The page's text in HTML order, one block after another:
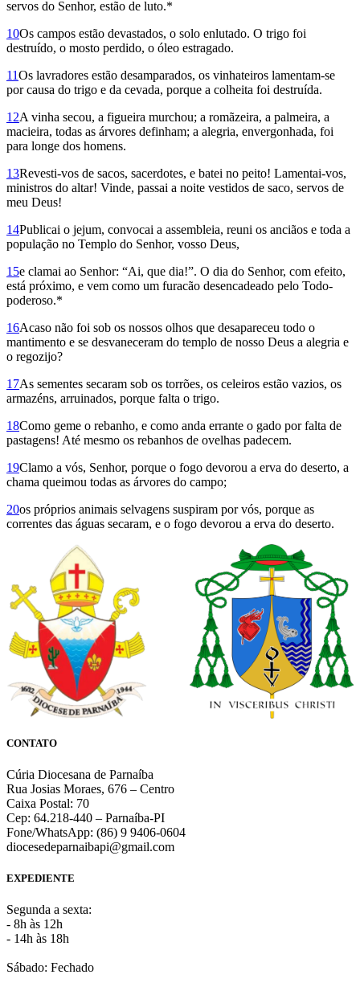
servos do Senhor, estão de luto.*
10Os campos estão devastados, o solo enlutado. O trigo foi
destruído, o mosto perdido, o óleo estragado.
11Os lavradores estão desamparados, os vinhateiros lamentam-se
por causa do trigo e da cevada, porque a colheita foi destruída.
12A vinha secou, a figueira murchou; a romãzeira, a palmeira, a
macieira, todas as árvores definham; a alegria, envergonhada, foi
para longe dos homens.
13Revesti-vos de sacos, sacerdotes, e batei no peito! Lamentai-vos,
ministros do altar! Vinde, passai a noite vestidos de saco, servos de
meu Deus!
14Publicai o jejum, convocai a assembleia, reuni os anciãos e toda a
população no Templo do Senhor, vosso Deus,
15e clamai ao Senhor: “Ai, que dia!”. O dia do Senhor, com efeito,
está próximo, e vem como um furacão desencadeado pelo Todo-
poderoso.*
16Acaso não foi sob os nossos olhos que desapareceu todo o
mantimento e se desvaneceram do templo de nosso Deus a alegria e
o regozijo?
17As sementes secaram sob os torrões, os celeiros estão vazios, os
armazéns, arruinados, porque falta o trigo.
18Como geme o rebanho, e como anda errante o gado por falta de
pastagens! Até mesmo os rebanhos de ovelhas padecem.
19Clamo a vós, Senhor, porque o fogo devorou a erva do deserto, a
chama queimou todas as árvores do campo;
20os próprios animais selvagens suspiram por vós, porque as
correntes das águas secaram, e o fogo devorou a erva do deserto.
CONTATO
Cúria Diocesana de Parnaíba
Rua Josias Moraes, 676 – Centro
Caixa Postal: 70
Cep: 64.218-440 – Parnaíba-PI
Fone/WhatsApp: (86) 9 9406-0604
diocesedeparnaibapi@gmail.com
EXPEDIENTE
Segunda a sexta:
- 8h às 12h
- 14h às 18h
Sábado: Fechado